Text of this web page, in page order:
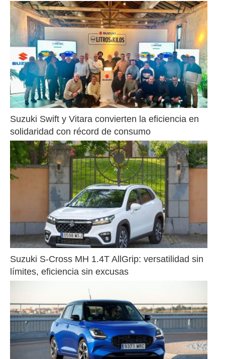
Suzuki Swift y Vitara convierten la eficiencia en
solidaridad con récord de consumo
Suzuki S-Cross MH 1.4T AllGrip: versatilidad sin
límites, eficiencia sin excusas